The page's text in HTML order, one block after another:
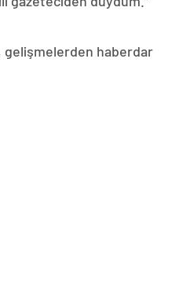
gelişmelerden haberdar